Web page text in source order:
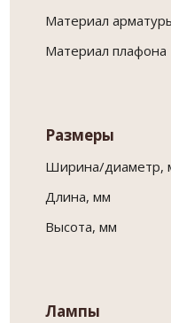
Материал
Материал плафона
Размеры
Ширина/диаметр,
Длина, мм
Высота, мм
Лампы